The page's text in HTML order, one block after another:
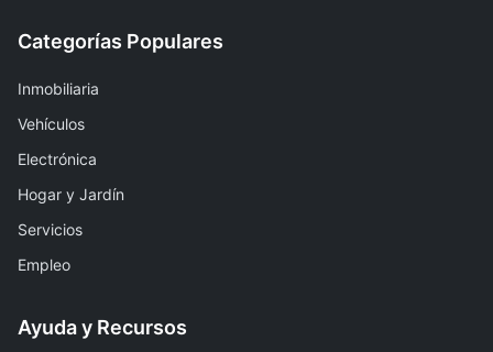
Categorías Populares
Inmobiliaria
Vehículos
Electrónica
Hogar y Jardín
Servicios
Empleo
Ayuda y Recursos